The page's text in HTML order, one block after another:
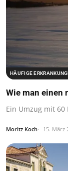
HÄUFIGE
Wie man
Ein Umzug mit
Moritz Koch 15. März